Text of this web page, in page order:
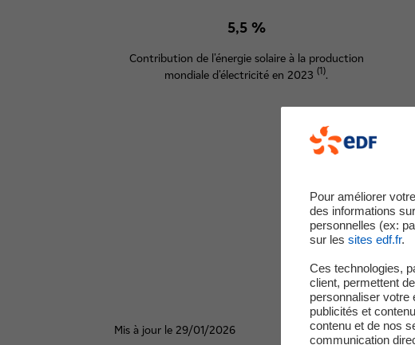
5,5 %
Contribution de l'énergie solaire à la production
mondiale d'électricité en 2023(1).
Mis à jour le 29/01/2026 Mis
Pour améliorer
des informations
personnelles (ex:
sur les sites edf.fr.
Ces technologies,
client, permettent
personnaliser votre
publicités et
contenu et de nos
communication